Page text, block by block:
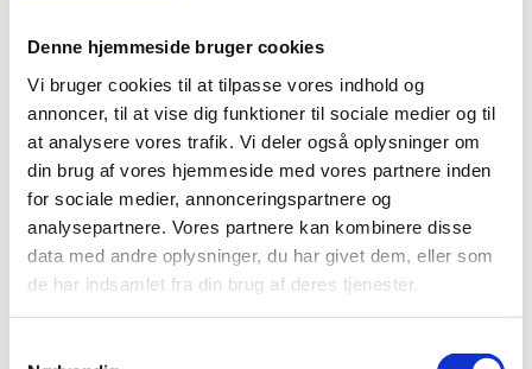
Denne hjemmeside bruger cookies
Vi bruger cookies til at tilpasse vores indhold og
annoncer, til at vise dig funktioner til sociale medier og til
at analysere vores trafik. Vi deler også oplysninger om
din brug af vores hjemmeside med vores partnere inden
for sociale medier, annonceringspartnere og
analysepartnere. Vores partnere kan kombinere disse
data med andre oplysninger, du har givet dem, eller som
de har indsamlet fra din brug af deres tjenester.
den Ausstoß von Emissionen. Eine stabile Verbrennung
mit hohem Wirkungsgrad kann die Energieeffizienz um
bis zu 20 % steigern, je nach Ausgangslage und
Anlagenzustand.
Auch gesundheitlich macht sich der Unterschied
bemerkbar: Keine plötzlichen Rauchgasaustritte mehr
beim Nachlegen, kein Feinstaubfilm auf Möbeln, kein
Hustenreiz durch schlecht abgeführte Abgase. Gerade
für Kinder, Senioren oder chronisch kranke Menschen